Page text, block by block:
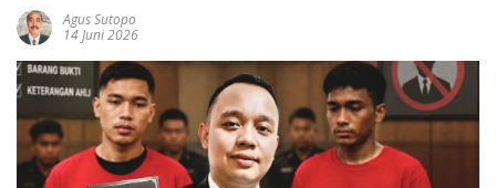
Agus Sutopo
14 Juni 2026